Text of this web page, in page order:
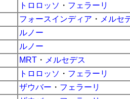
トロロッソ ・ フェラーリ
フォースインディア ・ メルセ
ルノー
ルノー
MRT ・ メルセデス
トロロッソ ・ フェラーリ
ザウバー ・ フェラーリ